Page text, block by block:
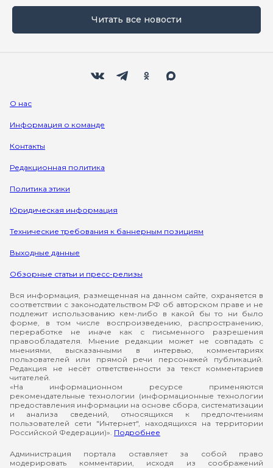
Читать все новости
О нас
Информация о команде
Контакты
Редакционная политика
Политика этики
Юридическая информация
Технические требования к баннерным позициям
Выходные данные
Обзорные статьи и пресс-релизы
Вся информация, размещенная на данном сайте, охраняется в
соответствии с законодательством РФ об авторском праве и не
подлежит использованию кем-либо в какой бы то ни было
форме, в том числе воспроизведению, распространению,
переработке не иначе как с письменного разрешения
правообладателя. Мнение редакции может не совпадать с
мнениями, высказанными в интервью, комментариях
пользователей или прямой речи персонажей публикаций.
Редакция не несёт ответственности за текст комментариев
читателей.
«На информационном ресурсе применяются
рекомендательные технологии (информационные технологии
предоставления информации на основе сбора, систематизации
и анализа сведений, относящихся к предпочтениям
пользователей сети "Интернет", находящихся на территории
Российской Федерации)». Подробнее
Администрация портала оставляет за собой право
модерировать комментарии, исходя из соображений